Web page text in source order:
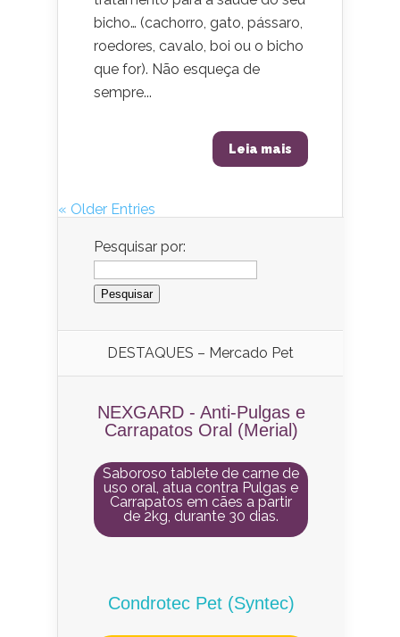
bicho… (cachorro, gato, pássaro,
roedores, cavalo, boi ou o bicho
que for). Não esqueça de
sempre...
Leia mais
« Older Entries
Pesquisar por:
DESTAQUES – Mercado Pet
NEXGARD - Anti-Pulgas e
Carrapatos Oral (Merial)
Saboroso tablete de carne de
uso oral, atua contra Pulgas e
Carrapatos em cães a partir
de 2kg, durante 30 dias.
Condrotec Pet (Syntec)